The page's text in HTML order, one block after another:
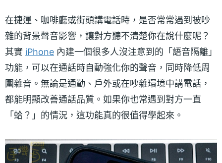
在捷運、咖啡廳或街頭講電話時，是否常常遇到被吵
雜的背景聲音影響，讓對方聽不清楚你在說什麼呢？
其實 iPhone 內建一個很多人沒注意到的「語音隔離」
功能，可以在通話時自動強化你的聲音，同時降低周
圍雜音。無論是通勤、戶外或在吵雜環境中講電話，
都能明顯改善通話品質。如果你也常遇到對方一直
「蛤？」的情況，這功能真的很值得學起來。